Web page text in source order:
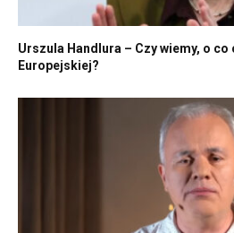
Urszula Handlura – Czy wiemy, o co
Europejskiej?